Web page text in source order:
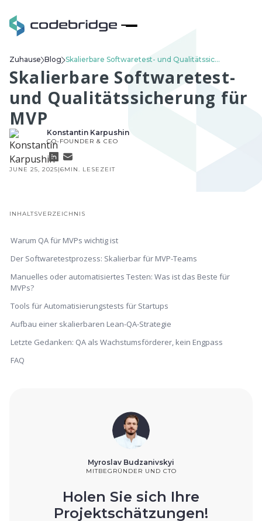
Zuhause Blog Skalierbare Softwaretest- und Qualitätssicherung für MVP
Skalierbare Softwaretest-
und Qualitätssicherung für
MVP
Konstantin Karpushin
CO-FOUNDER & CEO
JUNE 25, 2025|6MIN. LESEZEIT
INHALTSVERZEICHNIS
Warum QA für MVPs wichtig ist
Der Softwaretestprozess: Skalierbar für MVP-Teams
Manuelles oder automatisiertes Testen: Was ist das Beste für
MVPs?
Tools für Automatisierungstests für Startups
Aufbau einer skalierbaren Lean-QA-Strategie
Letzte Gedanken: QA als Wachstumsförderer, kein Engpass
FAQ
Myroslav Budzanivskyi
MITBEGRÜNDER UND CTO
Holen Sie sich Ihre
Projektschätzungen!